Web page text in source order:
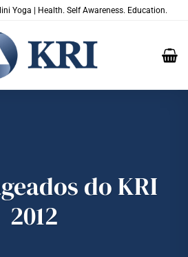
Yoga | Health. Self Awareness. Education.
do KRI
2012